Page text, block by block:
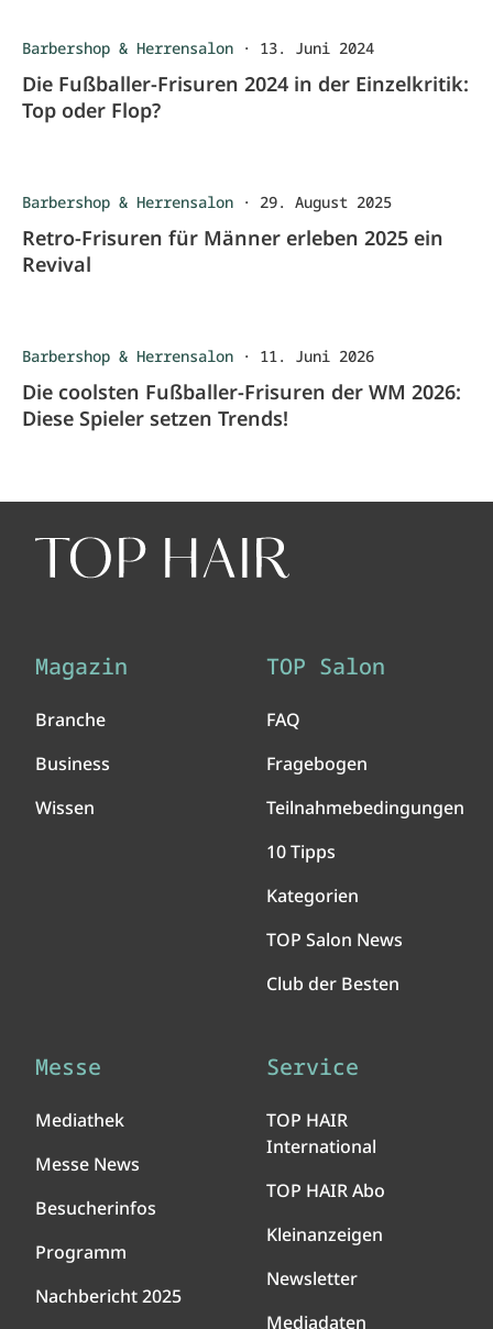
Barbershop & Herrensalon · 13. Juni 2024
Die Fußballer-Frisuren 2024 in der Einzelkritik:
Top oder Flop?
Barbershop & Herrensalon · 29. August 2025
Retro-Frisuren für Männer erleben 2025 ein
Revival
Barbershop & Herrensalon · 11. Juni 2026
Die coolsten Fußballer-Frisuren der WM 2026:
Diese Spieler setzen Trends!
Magazin
Branche
Business
Wissen
TOP Salon
FAQ
Fragebogen
Teilnahmebedingungen
10 Tipps
Kategorien
TOP Salon News
Club der Besten
Messe
Mediathek
Messe News
Besucherinfos
Programm
Nachbericht 2025
Service
TOP HAIR
International
TOP HAIR Abo
Kleinanzeigen
Newsletter
Mediadaten